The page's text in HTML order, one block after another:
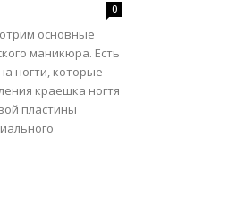
0
основные
маникюра. Есть
ногти, которые
краешка ногтя
пластины